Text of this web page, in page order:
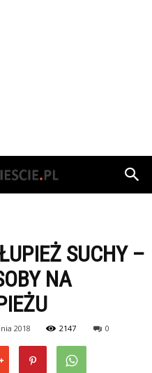
SUCHY –
NA
2018 2147 0